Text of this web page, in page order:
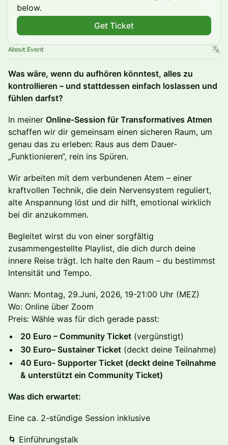
below.
Get Ticket
About Event
Was wäre, wenn du aufhören könntest, alles zu
kontrollieren – und stattdessen einfach loslassen und
fühlen darfst?
In meiner Online-Session für Transformatives Atmen
schaffen wir dir gemeinsam einen sicheren Raum, um
genau das zu erleben: Raus aus dem Dauer-
„Funktionieren“, rein ins Spüren.
Wir arbeiten mit dem verbundenen Atem – einer
kraftvollen Technik, die dein Nervensystem reguliert,
alte Anspannung löst und dir hilft, emotional wirklich
bei dir anzukommen.
Begleitet wirst du von einer sorgfältig
zusammengestellte Playlist, die dich durch deine
innere Reise trägt. Ich halte den Raum – du bestimmst
Intensität und Tempo.
Wann: Montag, 29.Juni, 2026, 19-21:00 Uhr (MEZ)
Wo: Online über Zoom
Preis: Wähle was für dich gerade passt:
20 Euro – Community Ticket (vergünstigt)
30 Euro– Sustainer Ticket (deckt deine Teilnahme)
40 Euro- Supporter Ticket (deckt deine Teilnahme
& unterstützt ein Community Ticket)
Was dich erwartet:
Eine ca. 2-stündige Session inklusive
🌀 Einführungstalk